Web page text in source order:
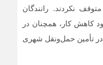
نکردند. رانندگان
کاهش کار، همچنان در
تأمین حمل‌ونقل شهری